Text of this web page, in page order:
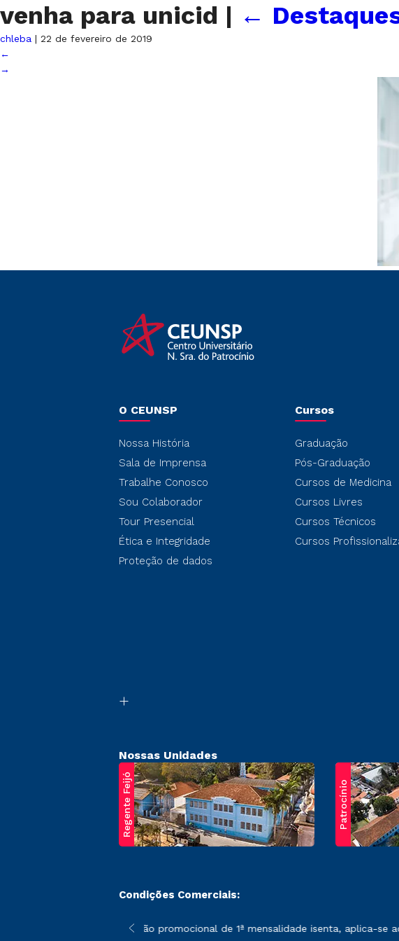
venha para unicid | ←
chleba | 22 de fevereiro de 2019
←
→
O CEUNSP
Nossa História
Sala de Imprensa
Trabalhe Conosco
Sou Colaborador
Tour Presencial
Ética e Integridade
Proteção de dados
Cursos
Graduação
Pós-Graduação
Cursos de Medicina
Cursos Livres
Cursos Técnicos
Cursos
Nossas Unidades
Regente Feijó Patrocínio
Condições Comerciais:
sofrer alterações nos períodos de rematrícula conforme exposto no
*A condição promocional de 1ª mensalidade isenta, aplica-se